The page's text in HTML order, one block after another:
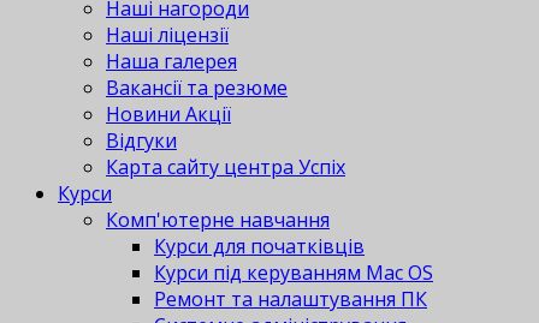
Наші нагороди
Наші ліцензії
Наша галерея
Вакансії та резюме
Новини Акції
Відгуки
Карта сайту центра Успіх
Курси
Комп'ютерне навчання
Курси для початківців
Курси під керуванням Mac OS
Ремонт та налаштування ПК